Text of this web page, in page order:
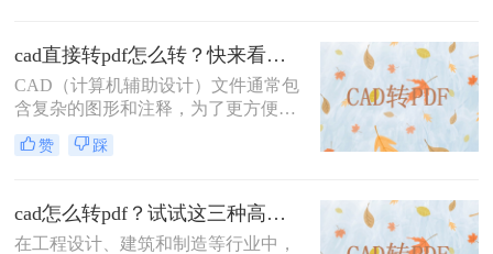
细介绍三种将CAD图纸转换为PDF的
方法，帮助您轻松应对各种需求。
cad直接转pdf怎么转？快来看这三个方法！
CAD（计算机辅助设计）文件通常包
含复杂的图形和注释，为了更方便地
共享和查看，将其转换为PDF格式是
一个很好的选择。那么cad直接转pdf
件直接转换为PDF的高效方法。
赞 踩
cad怎么转pdf？试试这三种高效转换方法！
在工程设计、建筑和制造等行业中，